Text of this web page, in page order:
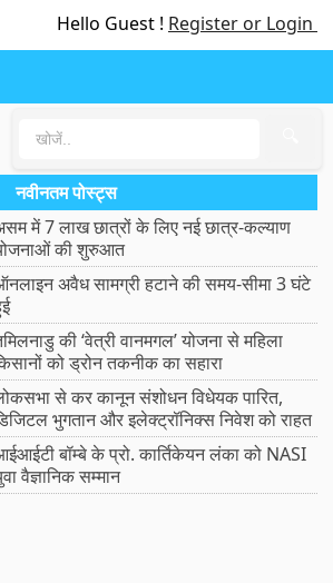
Hello Guest ! Register or Login
नवीनतम पोस्ट्स
में 7 लाख छात्रों के लिए नई छात्र-कल्याण
की शुरुआत
अवैध सामग्री हटाने की समय-सीमा 3 घंटे
की ‘वेत्री वानमगल’ योजना से महिला
को ड्रोन तकनीक का सहारा
से कर कानून संशोधन विधेयक पारित,
भुगतान और इलेक्ट्रॉनिक्स निवेश को राहत
बॉम्बे के प्रो. कार्तिकेयन लंका को NASI
वैज्ञानिक सम्मान